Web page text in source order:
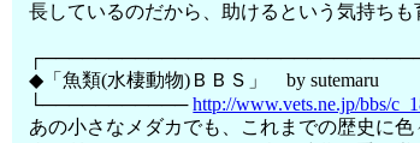
長しているのだから、助けるという気持ちも
◆「魚類(水棲動物)ＢＢＳ」 by sutemaru
└───────────http://www.vets.ne.jp/bbs/
あの小さなメダカでも、これまでの歴史に